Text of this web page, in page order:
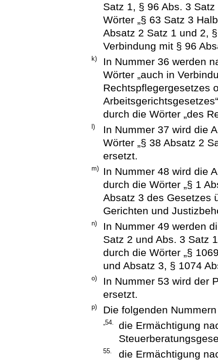
Satz 1, § 96 Abs. 3
Wörter „§ 63 Satz 3
Absatz 2 Satz 1 und 2,
Verbindung mit § 96
k)
In Nummer 36 werden
Wörter „auch in
Rechtspflegergesetzes
durch die Wörter „des
l)
In Nummer 37 wird die
Wörter „§ 38 Absatz 2
ersetzt.
m)
In Nummer 48 wird die
durch die Wörter „§ 1
Absatz 3 des Gesetzes
Gerichten und
n)
In Nummer 49 werden
Satz 2 und Abs. 3 Satz
durch die Wörter „§
und Absatz 3, § 1074
o)
In Nummer 53 wird der
ersetzt.
p) Die folgenden
„54.
die Ermächtigung
55.
die Ermächtigung